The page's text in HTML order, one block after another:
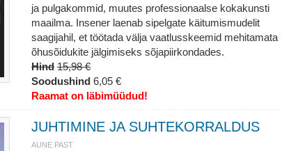
ja pulgakommid, muutes professionaalse kokakunsti
maailma. Insener laenab sipelgate käitumismudelit
saagijahil, et töötada välja vaatlusskeemid mehitamata
õhusõidukite jälgimiseks sõjapiirkondades.
Hind 15,98 €
Soodushind 6,05 €
Raamat on läbimüüdud!
JUHTIMINE JA SUHTEKORRALDUS
AUNE PAST